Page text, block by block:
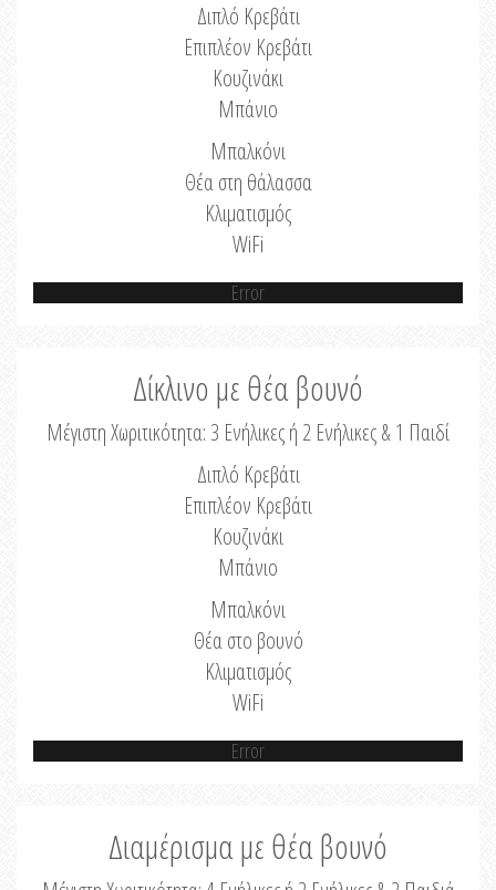
Διπλό Κρεβάτι
Επιπλέον Κρεβάτι
Κουζινάκι
Μπάνιο
Μπαλκόνι
Θέα στη θάλασσα
Κλιματισμός
WiFi
Error
Δίκλινο με θέα βουνό
Μέγιστη Χωριτικότητα: 3 Ενήλικες ή 2 Ενήλικες & 1 Παιδί
Διπλό Κρεβάτι
Επιπλέον Κρεβάτι
Κουζινάκι
Μπάνιο
Μπαλκόνι
Θέα στο βουνό
Κλιματισμός
WiFi
Error
Διαμέρισμα με θέα βουνό